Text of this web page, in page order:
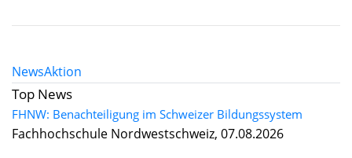
NewsAktion
Top News
FHNW: Benachteiligung im Schweizer Bildungssystem
Fachhochschule Nordwestschweiz, 07.08.2026